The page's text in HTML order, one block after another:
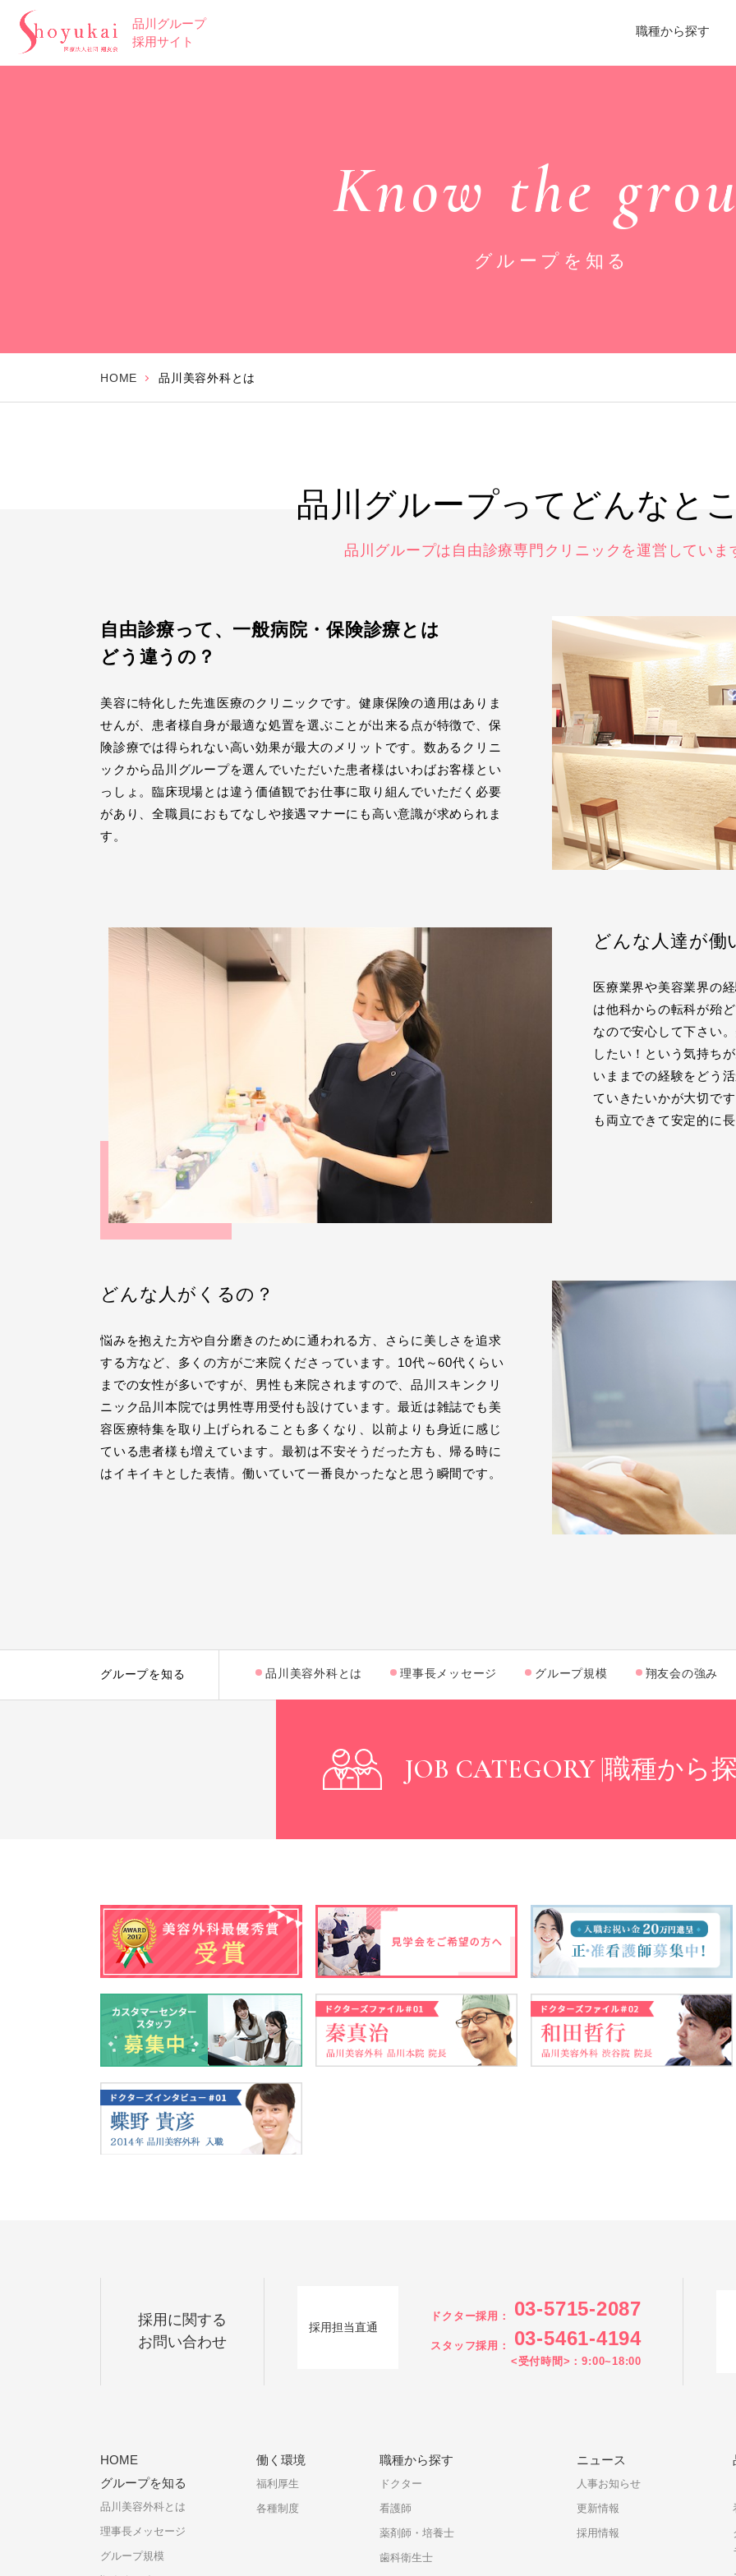
品川グループ
採用サイト
職種から探す
Know the
グループを知る
HOME 品川美容外科とは
品川グループって どんなと
品川グループは自由診療専門クリニックを運営していま
自由診療って、一般病院・保険診療とは
どう違うの？
美容に特化した先進医療のクリニックです。健康保険の適用はありま
せんが、患者様自身が最適な処置を選ぶことが出来る点が特徴で、保
険診療では得られない高い効果が最大のメリットです。数あるクリニ
ックから品川グループを選んでいただいた患者様はいわばお客様とい
っしょ。臨床現場とは違う価値観でお仕事に取り組んでいただく必要
があり、全職員におもてなしや接遇マナーにも高い意識が求められま
す。
どんな人達が働
医療業界や美容業界の
は他科からの転科が殆
なので安心して下さい
したい！という気持ち
いままでの経験をどう
ていきたいかが大切で
も両立できて安定的に
どんな人がくるの？
悩みを抱えた方や自分磨きのために通われる方、さらに美しさを追求
する方など、多くの方がご来院くださっています。10代～60代くらい
までの女性が多いですが、男性も来院されますので、品川スキンクリ
ニック品川本院では男性専用受付も設けています。最近は雑誌でも美
容医療特集を取り上げられることも多くなり、以前よりも身近に感じ
ている患者様も増えています。最初は不安そうだった方も、帰る時に
はイキイキとした表情。働いていて一番良かったなと思う瞬間です。
グループを知る 品川美容外科とは 理事長メッセージ グループ規模 翔友会の強み
JOB CATEGORY | 職種から
採用に関する
お問い合わせ
採用担当直通
ドクター採用： 03-5715-2087
スタッフ採用： 03-5461-4194
<受付時間>：9:00~18:00
HOME
グループを知る
品川美容外科とは
理事長メッセージ
グループ規模
働く環境
福利厚生
各種制度
職種から探す
ドクター
看護師
薬剤師・培養士
歯科衛生士
ニュース
人事お知らせ
更新情報
採用情報